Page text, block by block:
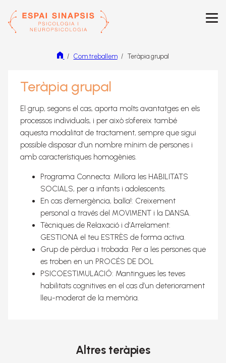
Inici
Com treballem
Teràpia cognitiu-conductual i
de tercera generació
Teràpia psico-corporal
Teràpies creatives
Caja de arena (Sandtray)
Neuropsicologia
EMDR
Teràpia ON-LINE
Teràpia grupal
Equip
Preus
Idioma:
Com treballem Teràpia grupal
Teràpia grupal
El grup, segons el cas, aporta molts avantatges en els
processos individuals, i per això s’ofereix també
aquesta modalitat de tractament, sempre que sigui
possible disposar d’un nombre mínim de persones i
amb característiques homogènies.
Programa Connecta: Millora les HABILITATS
SOCIALS, per a infants i adolescents.
En cas d’emergència, balla!: Creixement
personal a través del MOVIMENT i la DANSA.
Tècniques de Relaxació i d’Arrelament:
GESTIONA el teu ESTRÈS de forma activa.
Grup de pèrdua i trobada: Per a les persones que
es troben en un PROCÉS DE DOL
PSICOESTIMULACIÓ: Mantingues les teves
habilitats cognitives en el cas d’un deteriorament
lleu-moderat de la memòria.
Altres teràpies